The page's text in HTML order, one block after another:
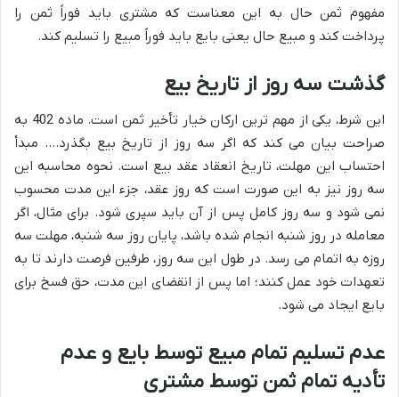
مفهوم ثمن حال به این معناست که مشتری باید فوراً ثمن را
پرداخت کند و مبیع حال یعنی بایع باید فوراً مبیع را تسلیم کند.
گذشت سه روز از تاریخ بیع
این شرط، یکی از مهم ترین ارکان خیار تأخیر ثمن است. ماده 402 به
صراحت بیان می کند که اگر سه روز از تاریخ بیع بگذرد…. مبدأ
احتساب این مهلت، تاریخ انعقاد عقد بیع است. نحوه محاسبه این
سه روز نیز به این صورت است که روز عقد، جزء این مدت محسوب
نمی شود و سه روز کامل پس از آن باید سپری شود. برای مثال، اگر
معامله در روز شنبه انجام شده باشد، پایان روز سه شنبه، مهلت سه
روزه به اتمام می رسد. در طول این سه روز، طرفین فرصت دارند تا به
تعهدات خود عمل کنند؛ اما پس از انقضای این مدت، حق فسخ برای
بایع ایجاد می شود.
عدم تسلیم تمام مبیع توسط بایع و عدم
تأدیه تمام ثمن توسط مشتری